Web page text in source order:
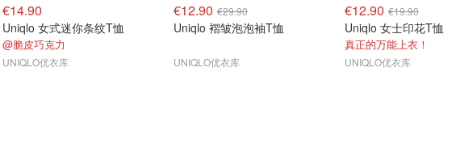
€14.90
Uniqlo 女式迷你条纹T恤
@脆皮巧克力
UNIQLO优衣库
€12.90 €29.90
Uniqlo 褶皱泡泡袖T恤
UNIQLO优衣库
€12.90 €19.90
Uniqlo 女士印花T恤
真正的万能上衣！
UNIQLO优衣库